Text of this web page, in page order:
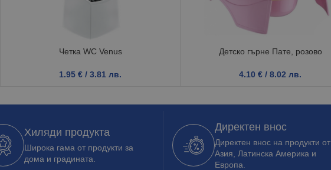
Четка WC Venus
1.95 € / 3.81 лв.
Детско гърне Пате, розово
4.10 € / 8.02 лв.
Хиляди продукта
Широка гама от продукти за
дома и градината.
Директен внос
Директен внос на продукти от
Азия, Латинска Америка и
Европа.